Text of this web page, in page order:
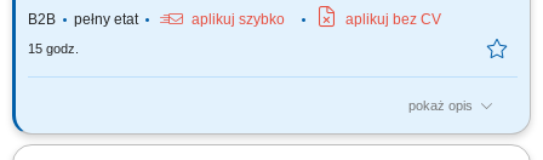
B2B
pełny etat aplikuj szybko aplikuj bez CV
15 godz.
pokaż opis
Opis stanowiska Pozyskiwanie klientów biznesowych oraz sprzedaż